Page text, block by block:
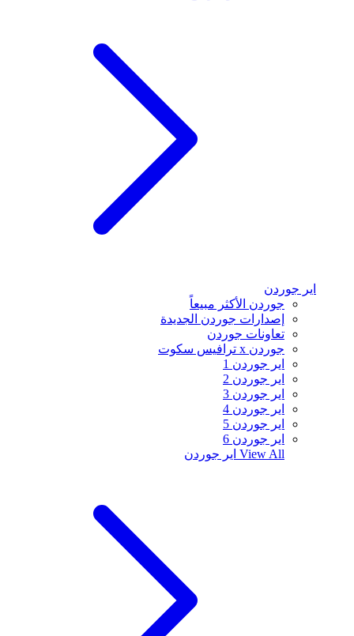
اير جوردن
جوردن الأكثر مبيعاً
إصدارات جوردن الجديدة
تعاونات جوردن
جوردن x ترافيس سكوت
اير جوردن 1
اير جوردن 2
اير جوردن 3
اير جوردن 4
اير جوردن 5
اير جوردن 6
View All اير جوردن